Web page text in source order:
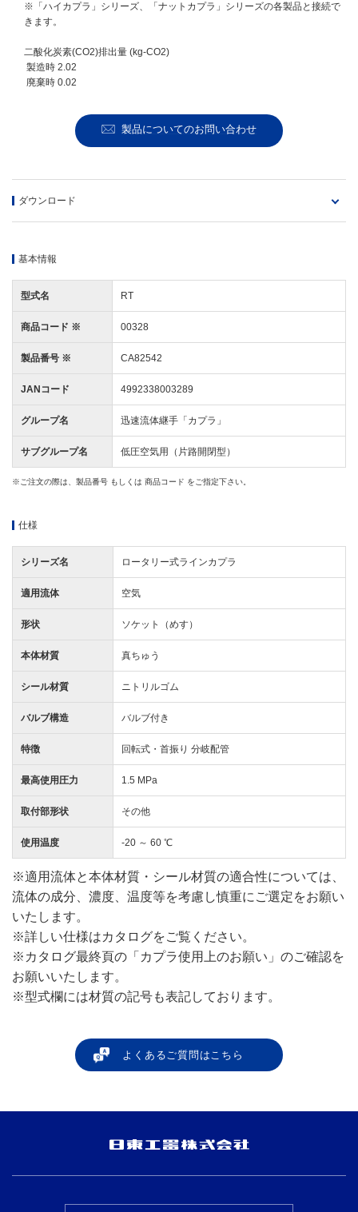
※「ハイカプラ」シリーズ、「ナットカプラ」シリーズの各製品と接続で
きます。
二酸化炭素(CO2)排出量 (kg-CO2)
製造時 2.02
廃棄時 0.02
製品についてのお問い合わせ
ダウンロード
基本情報
型式名 RT
商品コード ※ 00328
製品番号 ※ CA82542
JANコード 4992338003289
グループ名 迅速流体継手「カプラ」
サブグループ名 低圧空気用（片路開閉型）
※​ ご注文の際は、製品番号 もしくは 商品コード をご指定下さい。
仕様
シリーズ名 ロータリー式ラインカプラ
適用流体 空気
形状 ソケット（めす）
本体材質 真ちゅう
シール材質 ニトリルゴム
バルブ構造 バルブ付き
特徴 回転式・首振り 分岐配管
最高使用圧力 1.5 MPa
取付部形状 その他
使用温度 -20 ～ 60 ℃
※適用流体と本体材質・シール材質の適合性については、
流体の成分、濃度、温度等を考慮し慎重にご選定をお願い
いたします。
※詳しい仕様はカタログをご覧ください。
※カタログ最終頁の「カプラ使用上のお願い」のご確認を
お願いいたします。
※型式欄には材質の記号も表記しております。
よくあるご質問はこちら